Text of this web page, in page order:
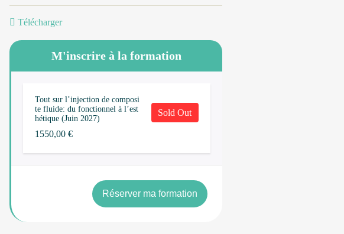
Télécharger
M'inscrire à la formation
Tout sur l’injection de composi
te fluide: du fonctionnel à l’est
hétique (Juin 2027)
1550,00 €
Sold Out
Réserver ma formation